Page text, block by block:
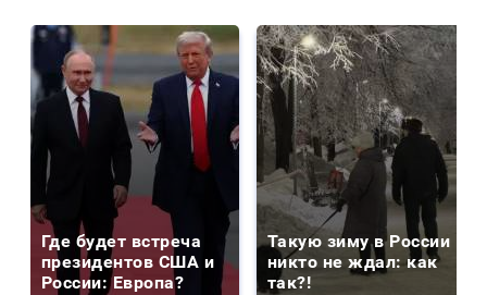
Где будет встреча
президентов США и
России: Европа?
Такую зиму в России
никто не ждал: как
так?!